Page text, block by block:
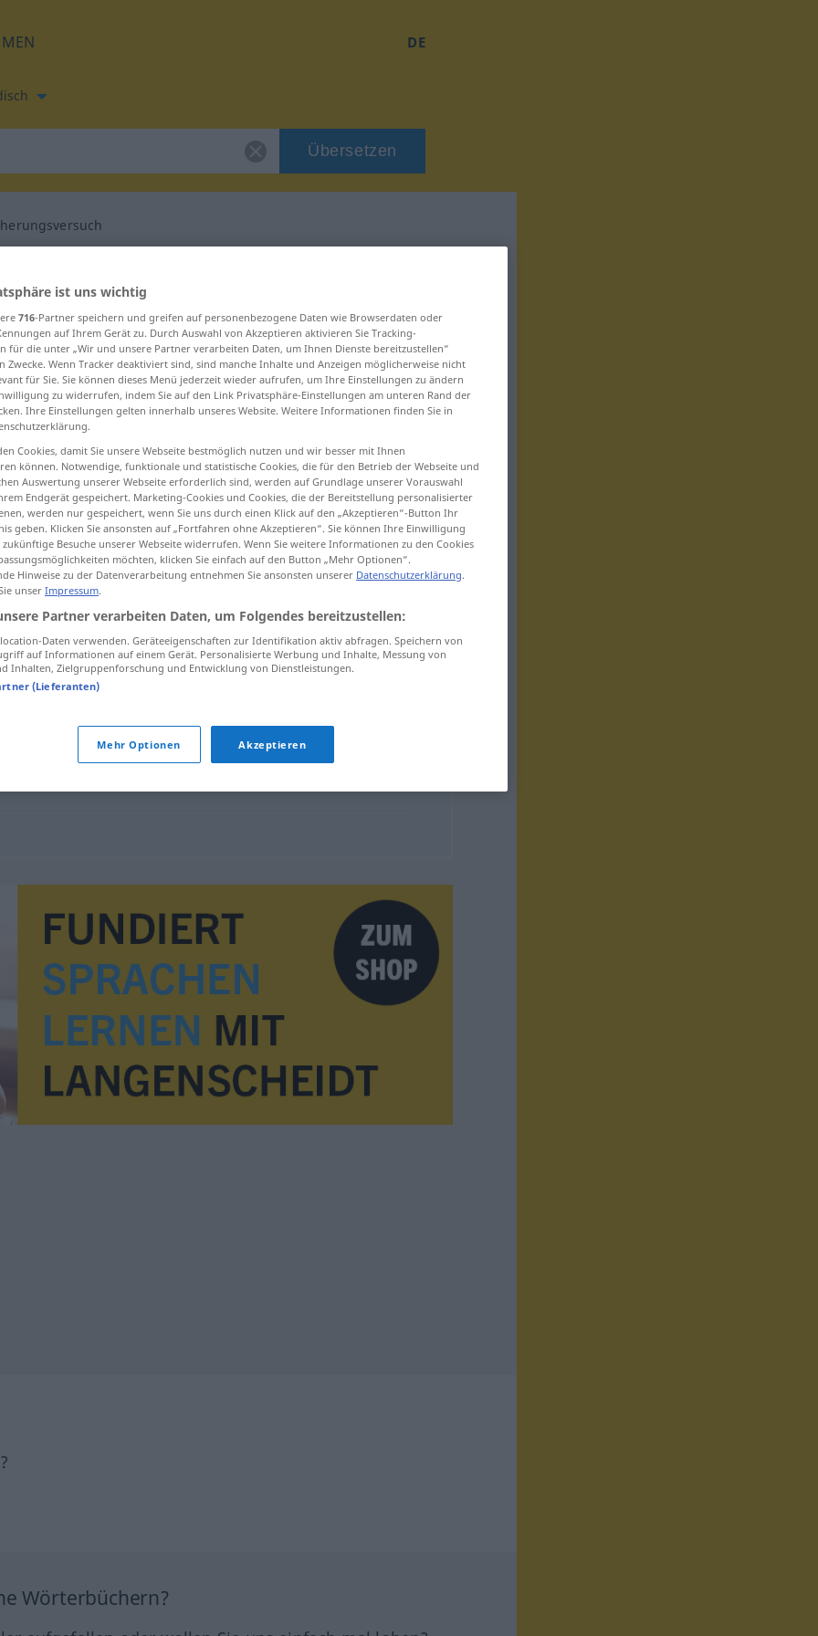
DE
Übersetzen
für "Annäherungsversuch"
Übersetzung
männlich
Annäherungsversuch
Wörterbüchern?
ist uns wichtig
716-Partner speichern und greifen auf personenbezogene Daten wie Browserdaten oder
auf Ihrem Gerät zu. Durch Auswahl von Akzeptieren aktivieren Sie Tracking-
für die unter „Wir und unsere Partner verarbeiten Daten, um Ihnen Dienste bereitzustellen“
Zwecke. Wenn Tracker deaktiviert sind, sind manche Inhalte und Anzeigen möglicherweise nicht
für Sie. Sie können dieses Menü jederzeit wieder aufrufen, um Ihre Einstellungen zu ändern
zu widerrufen, indem Sie auf den Link Privatsphäre-Einstellungen am unteren Rand der
Ihre Einstellungen gelten innerhalb unseres Website. Weitere Informationen finden Sie in
Cookies, damit Sie unsere Webseite bestmöglich nutzen und wir besser mit Ihnen
können. Notwendige, funktionale und statistische Cookies, die für den Betrieb der Webseite und
Auswertung unserer Webseite erforderlich sind, werden auf Grundlage unserer Vorauswahl
Endgerät gespeichert. Marketing-Cookies und Cookies, die der Bereitstellung personalisierter
werden nur gespeichert, wenn Sie uns durch einen Klick auf den „Akzeptieren“-Button Ihr
geben. Klicken Sie ansonsten auf „Fortfahren ohne Akzeptieren“. Sie können Ihre Einwilligung
Besuche unserer Webseite widerrufen. Wenn Sie weitere Informationen zu den Cookies
möchten, klicken Sie einfach auf den Button „Mehr Optionen“.
Hinweise zu der Datenverarbeitung entnehmen Sie ansonsten unserer Datenschutzerklärung.
unser Impressum.
Partner verarbeiten Daten, um Folgendes bereitzustellen:
Daten verwenden. Geräteeigenschaften zur Identifikation aktiv abfragen. Speichern von
auf Informationen auf einem Gerät. Personalisierte Werbung und Inhalte, Messung von
Inhalten, Zielgruppenforschung und Entwicklung von Dienstleistungen.
(Lieferanten)
Mehr Optionen Akzeptieren